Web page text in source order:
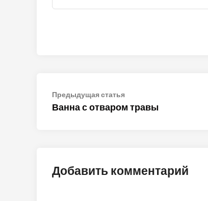
Навигация
по
Предыдущая статьяПредыдущая
статья:
Ванна с отваром травы
Добавить комментарий